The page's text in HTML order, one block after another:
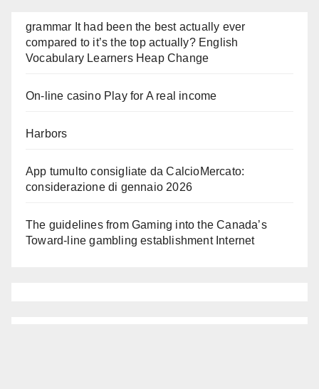
grammar It had been the best actually ever
compared to it’s the top actually? English
Vocabulary Learners Heap Change
On-line casino Play for A real income
Harbors
App tumulto consigliate da CalcioMercato:
considerazione di gennaio 2026
The guidelines from Gaming into the Canada’s
Toward-line gambling establishment Internet